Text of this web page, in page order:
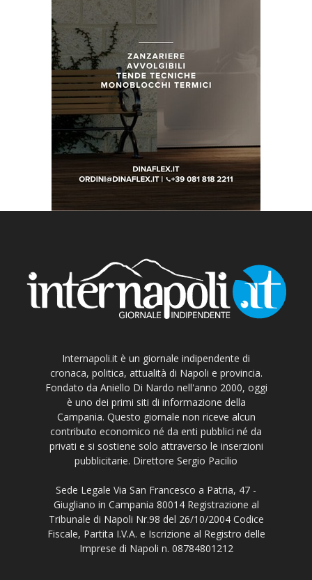
Internapoli.it è un giornale indipendente di
cronaca, politica, attualità di Napoli e provincia.
Fondato da Aniello Di Nardo nell'anno 2000, oggi
è uno dei primi siti di informazione della
Campania. Questo giornale non riceve alcun
contributo economico né da enti pubblici né da
privati e si sostiene solo attraverso le inserzioni
pubblicitarie. Direttore Sergio Pacilio
Sede Legale Via San Francesco a Patria, 47 -
Giugliano in Campania 80014 Registrazione al
Tribunale di Napoli Nr.98 del 26/10/2004 Codice
Fiscale, Partita I.V.A. e Iscrizione al Registro delle
Imprese di Napoli n. 08784801212